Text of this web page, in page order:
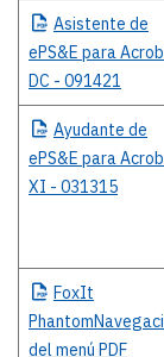
Documentos de
Asistente de
ePS&E para
DC - 091421
Ayudante de
ePS&E para
XI - 031315
FoxIt
del menú PDF